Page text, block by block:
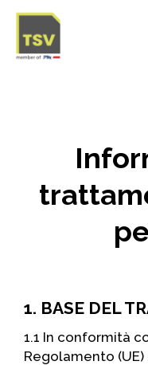
1. BASE DEL
1.1 In conformità
Regolamento